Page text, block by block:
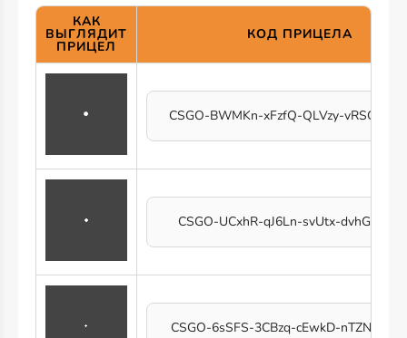
КАК
ВЫГЛЯДИТ
ПРИЦЕЛ
КОД ПРИЦЕЛА
CSGO-BWMKn-xFzfQ-QLVzy-vRSOS-
CSGO-UCxhR-qJ6Ln-svUtx-dvhGV-
CSGO-6sSFS-3CBzq-cEwkD-nTZNW-